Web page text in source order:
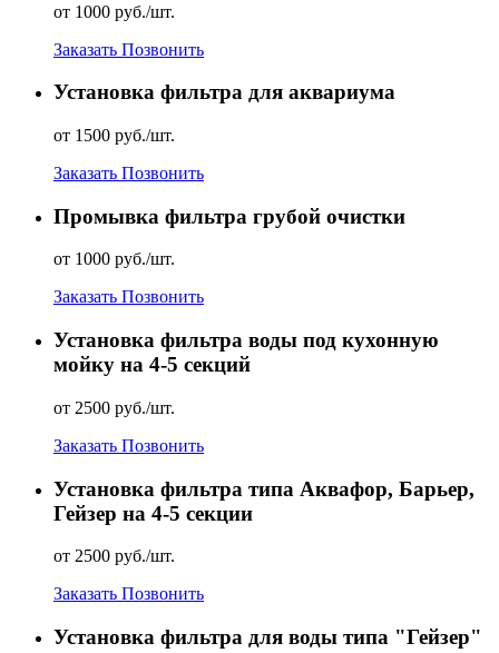
от 1000 руб./шт.
Заказать Позвонить
Установка фильтра для аквариума
от 1500 руб./шт.
Заказать Позвонить
Промывка фильтра грубой очистки
от 1000 руб./шт.
Заказать Позвонить
Установка фильтра воды под кухонную
мойку на 4-5 секций
от 2500 руб./шт.
Заказать Позвонить
Установка фильтра типа Аквафор, Барьер,
Гейзер на 4-5 секции
от 2500 руб./шт.
Заказать Позвонить
Установка фильтра для воды типа "Гейзер"